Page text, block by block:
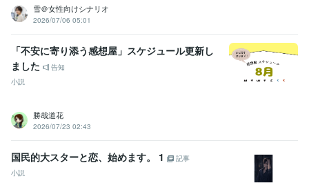
雪＠女性向けシナリオ
2026/07/06 05:01
「不安に寄り添う感想屋」スケジュール更新し
ました
告知
小説
勝哉道花
2026/07/23 02:43
国民的大スターと恋、始めます。 1
記事
小説